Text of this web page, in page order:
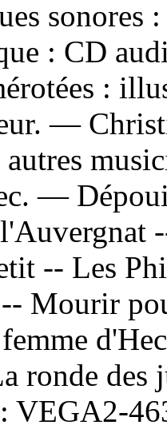
sonores
: CD
:
—
autres
—
-- Les
Mourir
ronde
VEGA2-